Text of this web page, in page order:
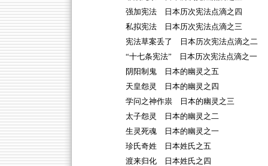
强加宪法 日本历次宪法点滴之四
私拟宪法 日本历次宪法点滴之三
宪法草案丢了 日本历次宪法点滴之二
“十七条宪法” 日本历次宪法点滴之一
阴阳制鬼 日本的幽灵之五
天皇怨灵 日本的幽灵之四
学问之神作祟 日本的幽灵之三
太子怨灵 日本的幽灵之二
生灵死魂 日本的幽灵之一
珍氏奇姓 日本姓氏之五
渡来归化 日本姓氏之四